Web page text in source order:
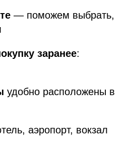
— поможем выбрать,
заранее:
удобно расположены в
аэропорт, вокзал